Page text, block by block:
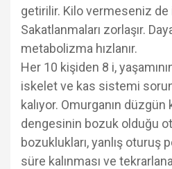
getirilir. Kilo vermeseniz
Sakatlanmaları zorlaşır.
metabolizma hızlanır.
Her 10 kişiden 8 i,
iskelet ve kas sistemi
kalıyor. Omurganın düzgün
dengesinin bozuk olduğu
bozuklukları, yanlış oturuş
süre kalınması ve